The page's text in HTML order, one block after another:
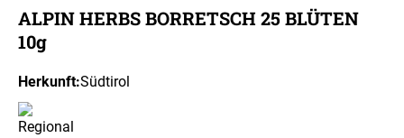
ALPIN HERBS BORRETSCH 25 BLÜTEN
10g
Herkunft:Südtirol